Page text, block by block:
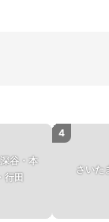
谷・本
行田
4
さいた